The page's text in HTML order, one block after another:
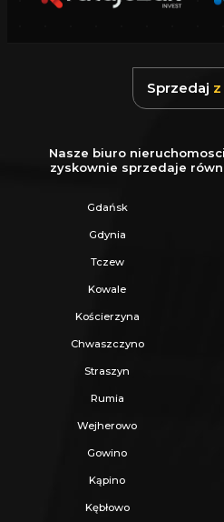
- piec gazowy
- ogrzewanie podłogowe
pomieszczeniach
(gwarancja 30 lat)
- tynki gipsowe na
- rozprowadzone
oraz alarmowa
Lokalizacja:
Nieruchomość położona
zaledwie 5 km od
szybki i wygodny dojazd
samochodem, jak i
Lokalizacja łączy spokój
bliskością pełnej
usługowej.
Sprzedaj
Nasze biuro
zyskownie sprzedaje
Gdańsk
Gdynia
Tczew
Kowale
Kościerzyna
Chwaszczyno
Straszyn
Rumia
Wejherowo
Gowino
Kąpino
Kębłowo